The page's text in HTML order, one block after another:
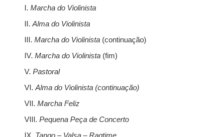
I. Marcha do Violinista
II. Alma do Violinista
III. Marcha do Violinista(continuação)
IV. Marcha do Violinista(fim)
V. Pastoral
VI. Alma do Violinista (continuação)
VII. Marcha Feliz
VIII. Pequena Peça de Concerto
IX. Tango – Valsa – Ragtime